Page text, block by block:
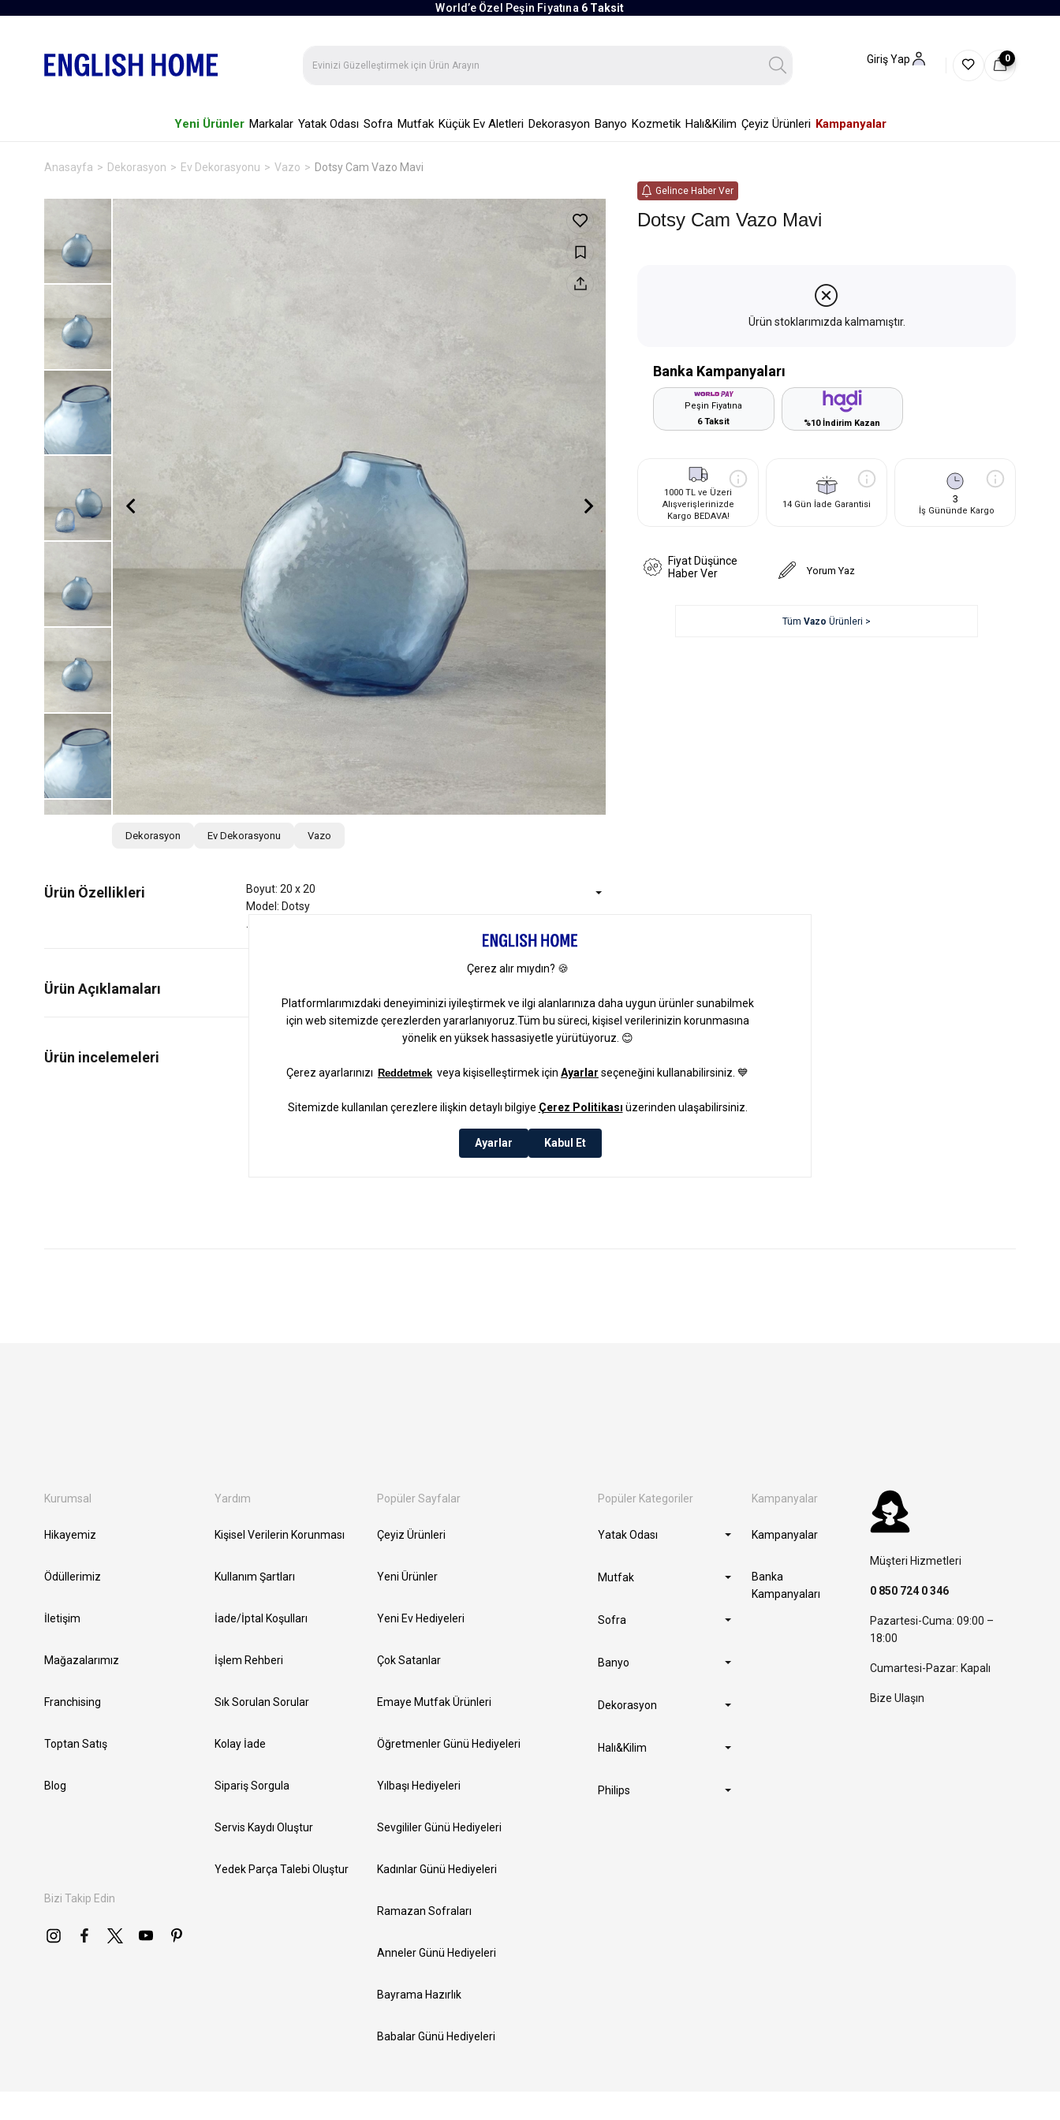
World’e Özel Peşin Fiyatına 6 Taksit
Giriş Yap 0
Yeni Ürünler Markalar Yatak Odası Sofra Mutfak Küçük Ev Aletleri Dekorasyon Banyo Kozmetik Halı&Kilim Çeyiz Ürünleri Kampanyalar
Anasayfa Dekorasyon Ev Dekorasyonu Vazo Dotsy Cam Vazo Mavi
Dekorasyon Ev Dekorasyonu Vazo
Ürün Özellikleri
Boyut: 20 x 20
Model: Dotsy
Ürün Açıklamaları
Gelince Haber Ver
Dotsy Cam Vazo Mavi
Ürün stoklarımızda kalmamıştır.
Banka Kampanyaları
Peşin Fiyatına
6 Taksit
%10 İndirim Kazan
1000 TL ve Üzeri
Alışverişlerinizde
Kargo BEDAVA!
14 Gün İade Garantisi 3
İş Gününde Kargo
Fiyat Düşünce
Haber Ver
Yorum Yaz
Tüm Vazo Ürünleri >
Kurumsal
Hikayemiz
Ödüllerimiz
İletişim
Mağazalarımız
Franchising
Toptan Satış
Blog
Bizi Takip Edin
Yardım
Kişisel Verilerin Korunması
Kullanım Şartları
İade/İptal Koşulları
İşlem Rehberi
Sık Sorulan Sorular
Kolay İade
Sipariş Sorgula
Servis Kaydı Oluştur
Yedek Parça Talebi Oluştur
Popüler Sayfalar
Çeyiz Ürünleri
Yeni Ürünler
Yeni Ev Hediyeleri
Çok Satanlar
Emaye Mutfak Ürünleri
Öğretmenler Günü Hediyeleri
Yılbaşı Hediyeleri
Sevgililer Günü Hediyeleri
Kadınlar Günü Hediyeleri
Ramazan Sofraları
Anneler Günü Hediyeleri
Bayrama Hazırlık
Babalar Günü Hediyeleri
Popüler Kategoriler
Yatak Odası
Mutfak
Sofra
Banyo
Dekorasyon
Halı&Kilim
Philips
Kampanyalar
Kampanyalar
Banka
Kampanyaları
Müşteri Hizmetleri
0 850 724 0 346
Pazartesi-Cuma: 09:00 –
18:00
Cumartesi-Pazar: Kapalı
Bize Ulaşın